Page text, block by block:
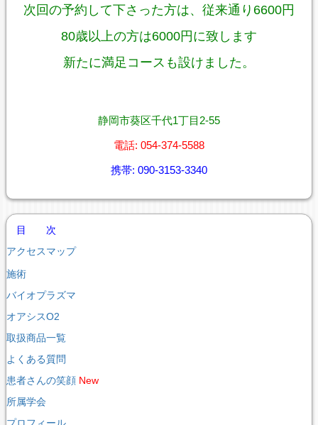
次回の予約して下さった方は、従来通り6600円
80歳以上の方は6000円に致します
新たに満足コースも設けました。
静岡市葵区千代1丁目2-55
電話: 054-374-5588
携帯: 090-3153-3340
目 次
アクセスマップ
施術
バイオプラズマ
オアシスO2
取扱商品一覧
よくある質問
患者さんの笑顔 New
所属学会
プロフィール